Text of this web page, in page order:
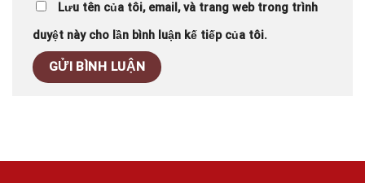
Lưu tên của tôi, email, và trang web trong trình
duyệt này cho lần bình luận kế tiếp của tôi.